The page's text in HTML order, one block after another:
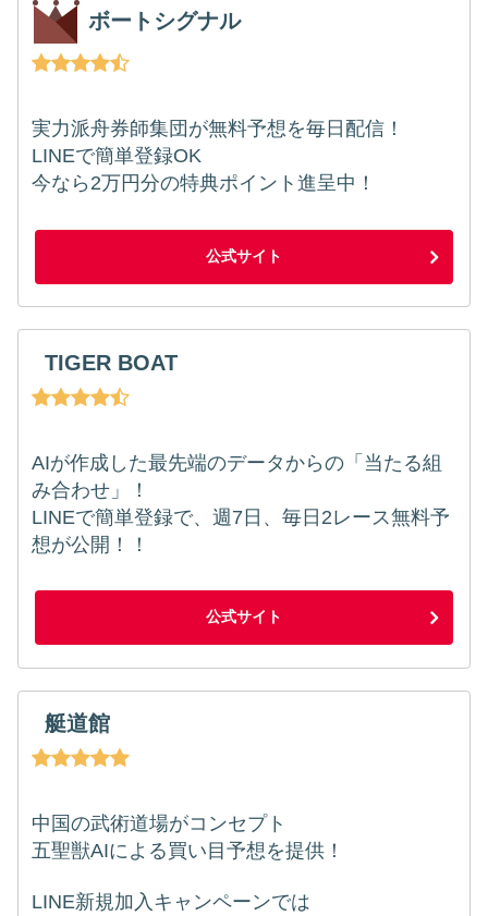
ボートシグナル
実力派舟券師集団が無料予想を毎日配信！
LINEで簡単登録OK
今なら2万円分の特典ポイント進呈中！
公式サイト
TIGER BOAT
AIが作成した最先端のデータからの「当たる組
み合わせ」！
LINEで簡単登録で、週7日、毎日2レース無料予
想が公開！！
公式サイト
艇道館
中国の武術道場がコンセプト
五聖獣AIによる買い目予想を提供！
LINE新規加入キャンペーンでは